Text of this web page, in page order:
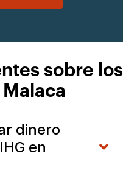
sobre los
dinero
en